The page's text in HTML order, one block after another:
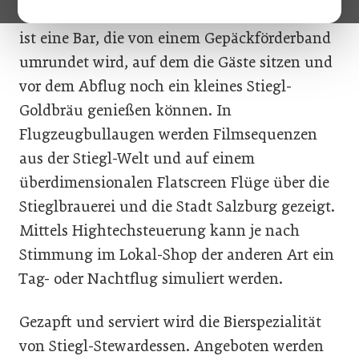
der 30 Quadratmeter großen Stiegl-Location
ist eine Bar, die von einem Gepäckförderband
umrundet wird, auf dem die Gäste sitzen und
vor dem Abflug noch ein kleines Stiegl-
Goldbräu genießen können. In
Flugzeugbullaugen werden Filmsequenzen
aus der Stiegl-Welt und auf einem
überdimensionalen Flatscreen Flüge über die
Stieglbrauerei und die Stadt Salzburg gezeigt.
Mittels Hightechsteuerung kann je nach
Stimmung im Lokal-Shop der anderen Art ein
Tag- oder Nachtflug simuliert werden.
Gezapft und serviert wird die Bierspezialität
von Stiegl-Stewardessen. Angeboten werden